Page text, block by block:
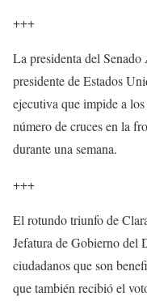
+++
La presidenta del
presidente de Estados
ejecutiva que impide a
número de cruces en la
durante una semana.
+++
El rotundo triunfo de
Jefatura de Gobierno del
ciudadanos que son
que también recibió el